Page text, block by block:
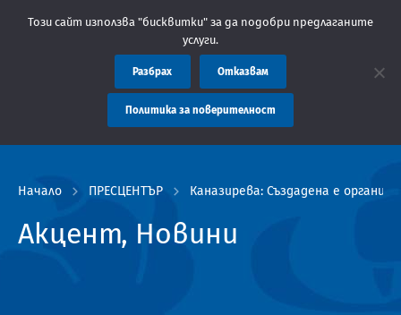
администрация Пловдив препоръчва заплащането на
Начало ПРЕСЦЕНТЪР Каназирева: Създадена е
Акцент, Новини
Този сайт използва "бисквитки" за да подобри предлаганите
услуги.
Разбрах Отказвам
Политика за поверителност